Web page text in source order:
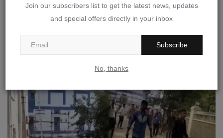
Join our subscribers list to get the latest news, updates
and special offers directly in your inbox
Subscribe
No, thanks
திமுக அரசின் தொழிலாளர் விரோத சட்டத் திருத்தத்தை
கண்டித்து...
Apr 22, 2023